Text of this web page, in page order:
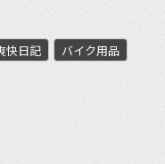
快日記
バイク用品